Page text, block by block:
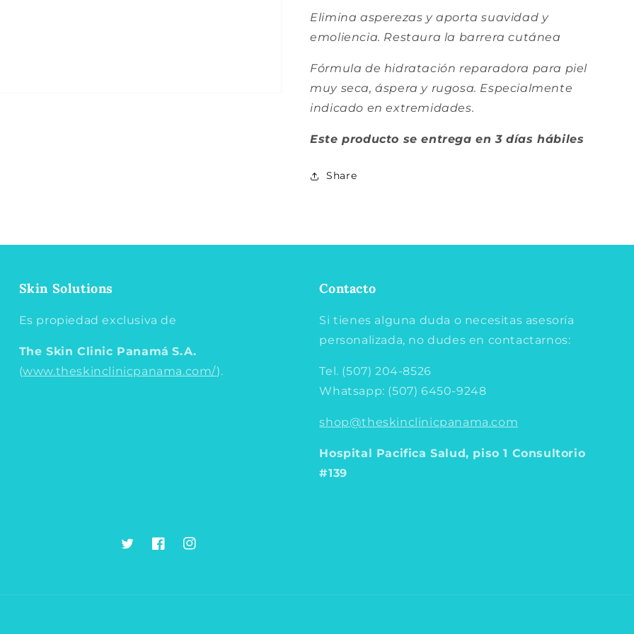
Elimina asperezas y aporta suavidad y
emoliencia. Restaura la barrera cutánea
Fórmula de hidratación reparadora para piel
muy seca, áspera y rugosa. Especialmente
indicado en extremidades.
Este producto se entrega en 3 díashábiles
Share
Skin Solutions
Es propiedad exclusiva de
The Skin Clinic Panamá S.A.
(www.theskinclinicpanama.com/).
Contacto
Si tienes alguna duda o necesitas asesoría
personalizada, no dudes en contactarnos:
Tel. (507) 204-8526
Whatsapp: (507) 6450-9248
shop@theskinclinicpanama.com
Hospital Pacifica Salud, piso 1 Consultorio
#139
TwitterFacebookInstagram